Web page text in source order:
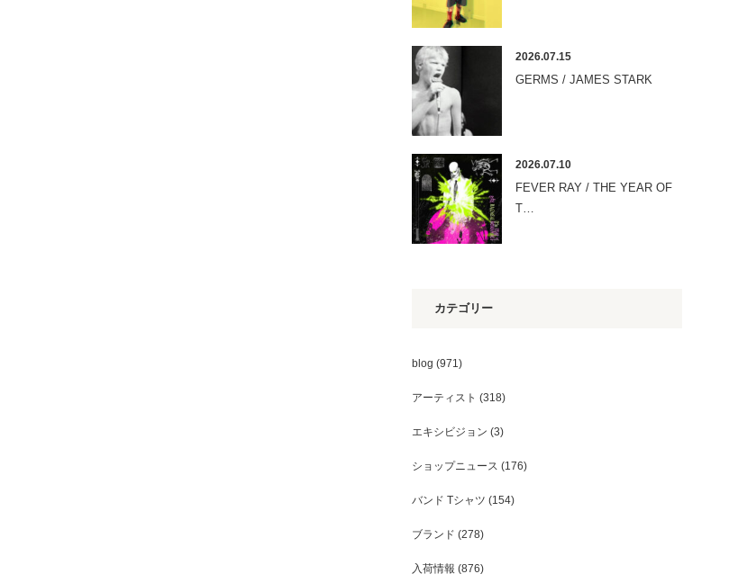
2026.07.15
GERMS / JAMES STARK
2026.07.10
FEVER RAY / THE YEAR OF
T…
カテゴリー
blog (971)
アーティスト (318)
エキシビジョン (3)
ショップニュース (176)
バンド Tシャツ (154)
ブランド (278)
入荷情報 (876)